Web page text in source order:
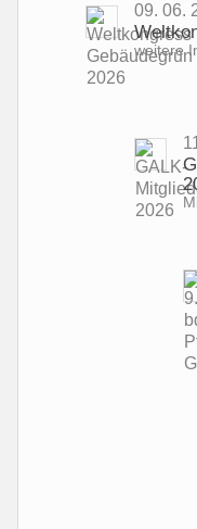
09. 06.
weitere